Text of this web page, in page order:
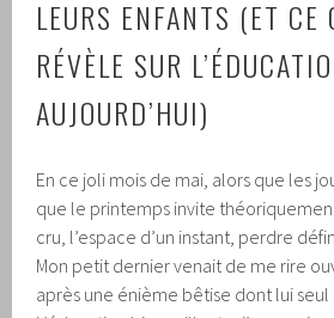
LEURS ENFANTS (ET CE
RÉVÈLE SUR
AUJOURD’HUI)
En ce joli mois de mai, alors que les
que le printemps invite
cru, l’espace d’un instant, perdre
Mon petit dernier venait de me rire
après une énième bêtise dont lui seul